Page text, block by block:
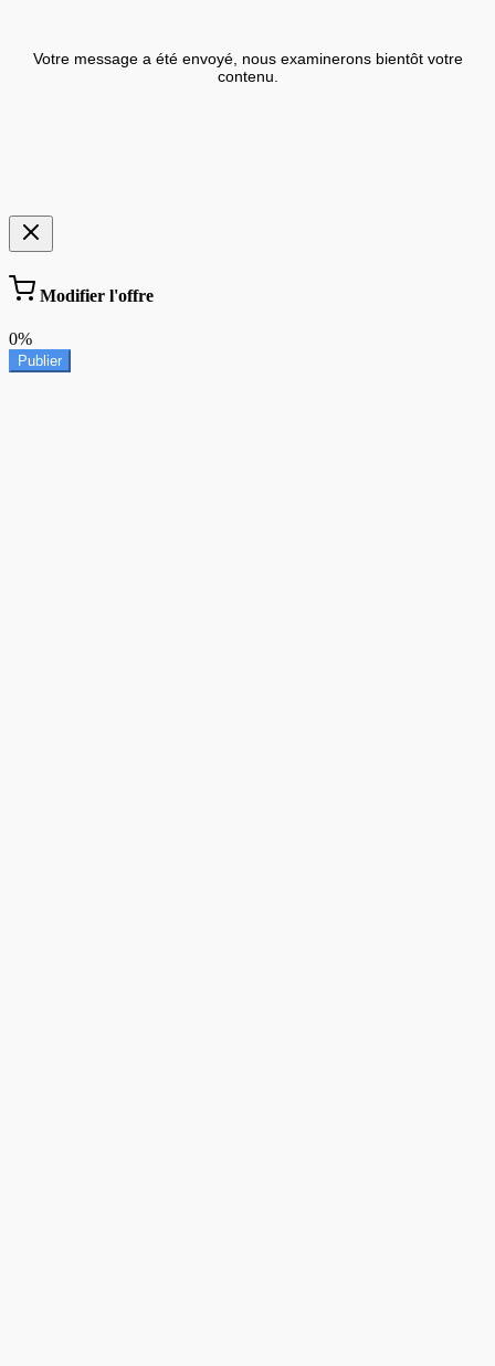
Votre message a été envoyé, nous examinerons bientôt votre
contenu.
Modifier l'offre
0%
Publier